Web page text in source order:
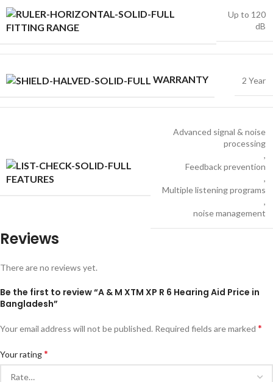
FITTING RANGE
Up to 120
dB
WARRANTY 2 Year
FEATURES
Advanced signal & noise
processing
,
Feedback prevention
,
Multiple listening programs
,
noise management
Reviews
There are no reviews yet.
Be the first to review “A & M XTM XP R 6 Hearing Aid Price in
Bangladesh”
Your email address will not be published. Required fields are marked *
Your rating*